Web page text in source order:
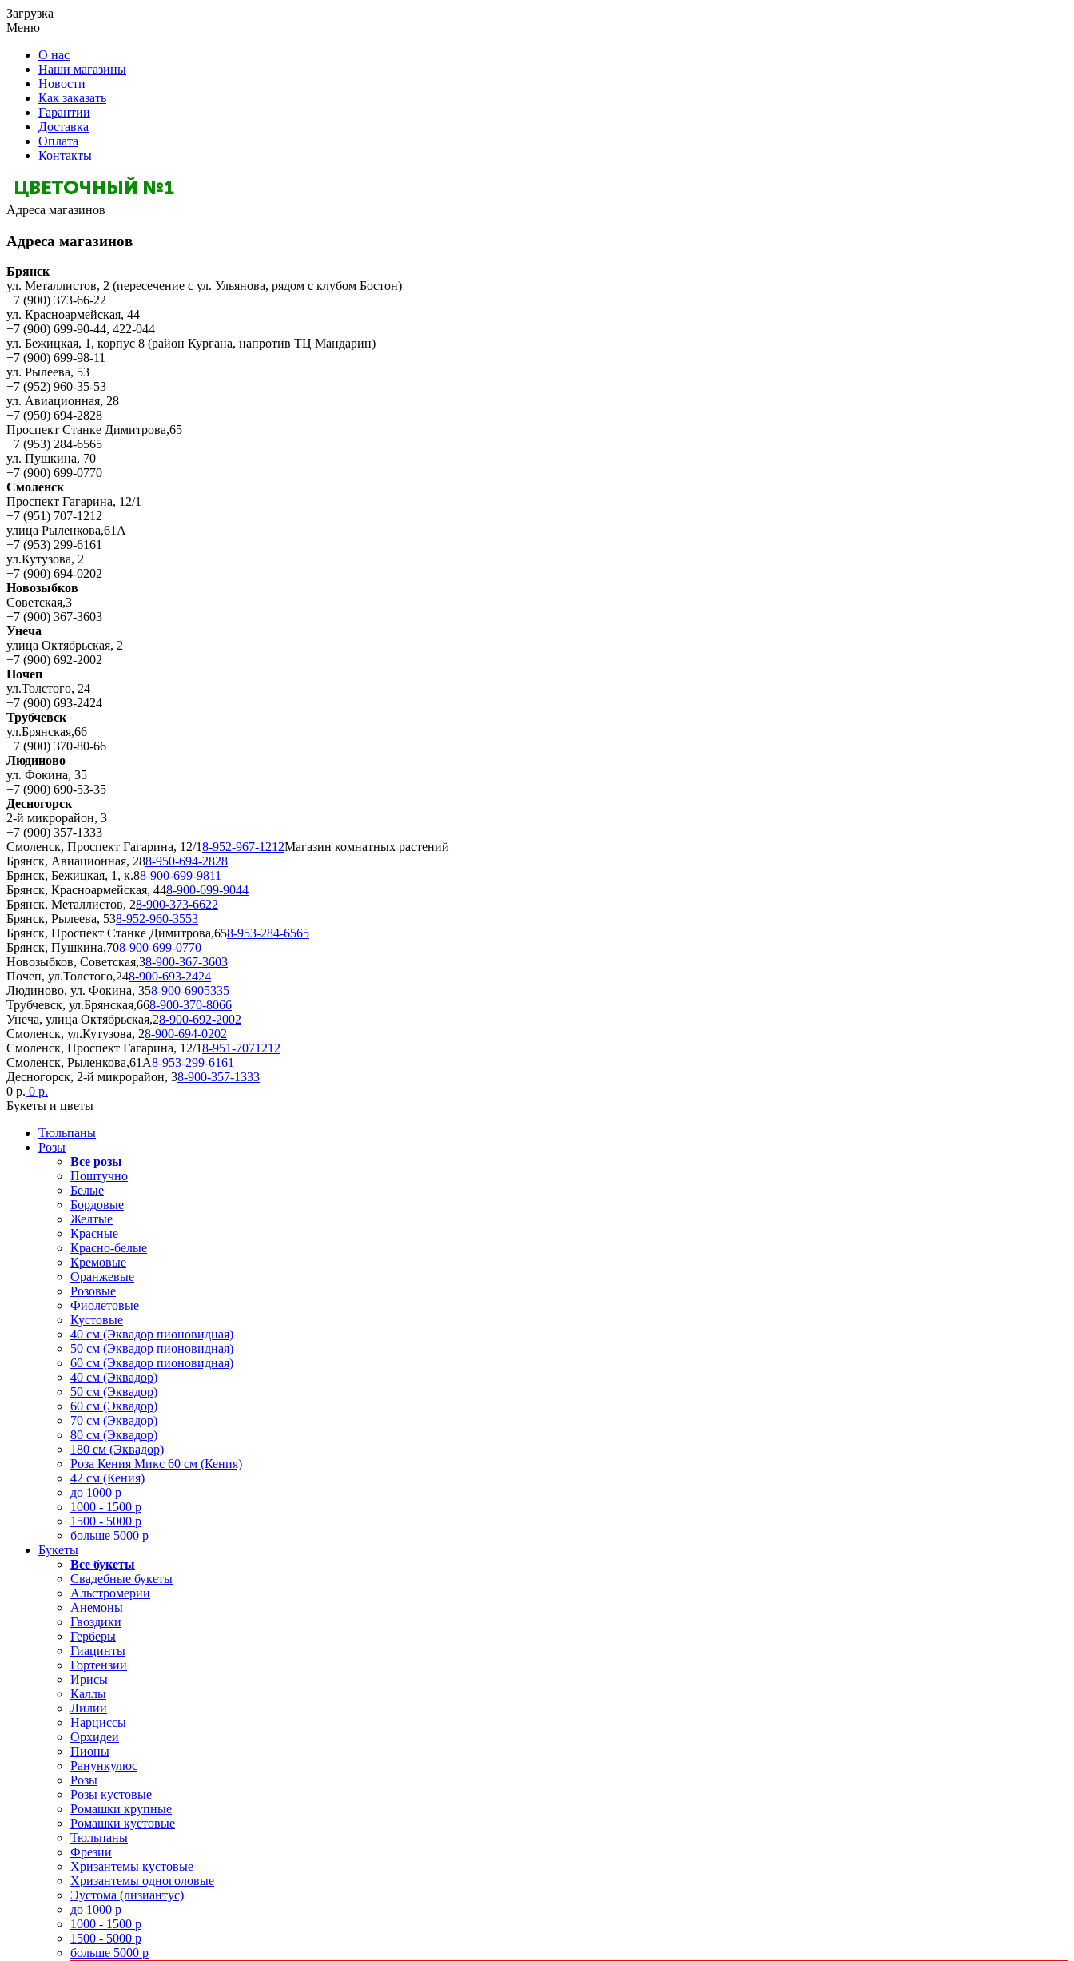
Загрузка
Меню
О нас
Наши магазины
Новости
Как заказать
Гарантии
Доставка
Оплата
Контакты
Адреса магазинов
Адреса магазинов
Брянск
ул. Металлистов, 2 (пересечение с ул. Ульянова, рядом с клубом Бостон)
+7 (900) 373-66-22
ул. Красноармейская, 44
+7 (900) 699-90-44, 422-044
ул. Бежицкая, 1, корпус 8 (район Кургана, напротив ТЦ Мандарин)
+7 (900) 699-98-11
ул. Рылеева, 53
+7 (952) 960-35-53
ул. Авиационная, 28
+7 (950) 694-2828
Проспект Станке Димитрова,65
+7 (953) 284-6565
ул. Пушкина, 70
+7 (900) 699-0770
Смоленск
Проспект Гагарина, 12/1
+7 (951) 707-1212
улица Рыленкова,61А
+7 (953) 299-6161
ул.Кутузова, 2
+7 (900) 694-0202
Новозыбков
Советская,3
+7 (900) 367-3603
Унеча
улица Октябрьская, 2
+7 (900) 692-2002
Почеп
ул.Толстого, 24
+7 (900) 693-2424
Трубчевск
ул.Брянская,66
+7 (900) 370-80-66
Людиново
ул. Фокина, 35
+7 (900) 690-53-35
Десногорск
2-й микрорайон, 3
+7 (900) 357-1333
Смоленск, Проспект Гагарина, 12/18-952-967-1212Магазин комнатных растений
Брянск, Авиационная, 288-950-694-2828
Брянск, Бежицкая, 1, к.88-900-699-9811
Брянск, Красноармейская, 448-900-699-9044
Брянск, Металлистов, 28-900-373-6622
Брянск, Рылеева, 538-952-960-3553
Брянск, Проспект Станке Димитрова,658-953-284-6565
Брянск, Пушкина,708-900-699-0770
Новозыбков, Советская,38-900-367-3603
Почеп, ул.Толстого,248-900-693-2424
Людиново, ул. Фокина, 358-900-6905335
Трубчевск, ул.Брянская,668-900-370-8066
Унеча, улица Октябрьская,28-900-692-2002
Смоленск, ул.Кутузова, 28-900-694-0202
Смоленск, Проспект Гагарина, 12/18-951-7071212
Смоленск, Рыленкова,61А8-953-299-6161
Десногорск, 2-й микрорайон, 38-900-357-1333
0 р. 0 р.
Букеты и цветы
Тюльпаны
Розы
Все розы
Поштучно
Белые
Бордовые
Желтые
Красные
Красно-белые
Кремовые
Оранжевые
Розовые
Фиолетовые
Кустовые
40 см (Эквадор пионовидная)
50 см (Эквадор пионовидная)
60 см (Эквадор пионовидная)
40 см (Эквадор)
50 см (Эквадор)
60 см (Эквадор)
70 см (Эквадор)
80 см (Эквадор)
180 см (Эквадор)
Роза Кения Микс 60 см (Кения)
42 см (Кения)
до 1000 р
1000 - 1500 р
1500 - 5000 р
больше 5000 р
Букеты
Все букеты
Свадебные букеты
Альстромерии
Анемоны
Гвоздики
Герберы
Гиацинты
Гортензии
Ирисы
Каллы
Лилии
Нарциссы
Орхидеи
Пионы
Ранункулюс
Розы
Розы кустовые
Ромашки крупные
Ромашки кустовые
Тюльпаны
Фрезии
Хризантемы кустовые
Хризантемы одноголовые
Эустома (лизиантус)
до 1000 р
1000 - 1500 р
1500 - 5000 р
больше 5000 р